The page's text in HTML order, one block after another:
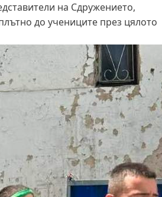
на Сдружението,
до учениците през цялото